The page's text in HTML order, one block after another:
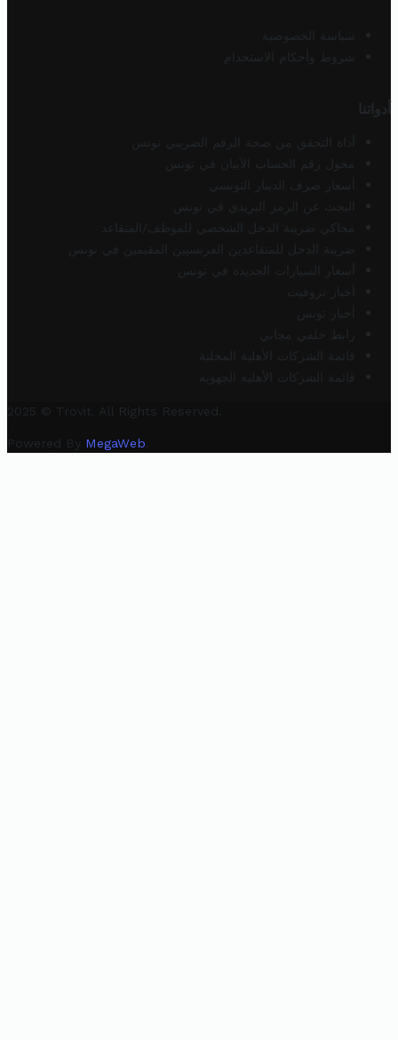
سياسة الخصوصية
شروط وأحكام الاستخدام
أدواتنا
أداة التحقق من صحة الرقم الضريبي تونس
محول رقم الحساب الآيبان في تونس
أسعار صرف الدينار التونسي
البحث عن الرمز البريدي في تونس
محاكي ضريبة الدخل الشخصي للموظف/المتقاعد
ضريبة الدخل للمتقاعدين الفرنسيين المقيمين في تونس
أسعار السيارات الجديدة في تونس
أخبار تروفيت
أخبار تونس
رابط خلفي مجاني
قائمة الشركات الأهلية المحلية
قائمة الشركات الأهلية الجهوية
2025 © Trovit. All Rights Reserved.
Powered By MegaWeb